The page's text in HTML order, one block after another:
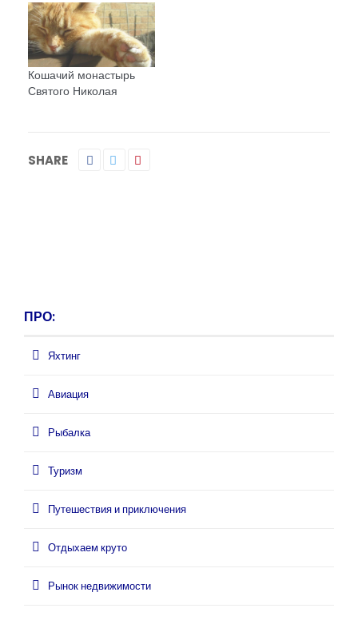
Кошачий монастырь
Святого Николая
SHARE
ПРО:
Яхтинг
Авиация
Рыбалка
Туризм
Путешествия и приключения
Отдыхаем круто
Рынок недвижимости